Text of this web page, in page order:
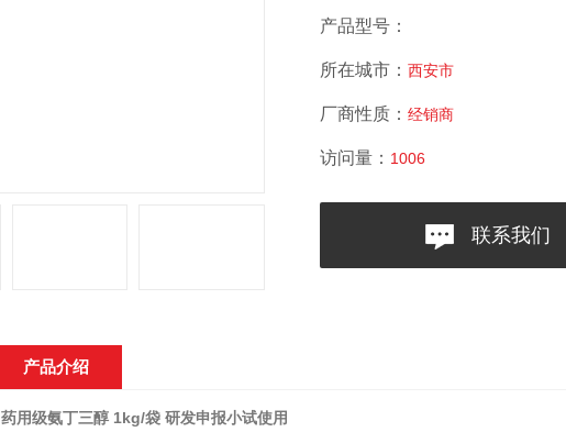
产品型号：
所在城市： 西安市
厂商性质： 经销商
访问量： 1006
联系我们
产品介绍
药用级氨丁三醇 1kg/袋 研发申报小试使用